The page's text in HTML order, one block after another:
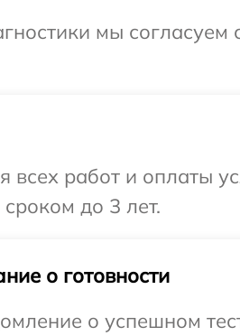
мы
всех работ и оплаты
до 3 лет.
о готовности
о успешном